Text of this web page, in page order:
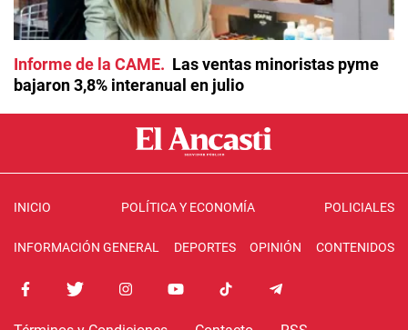
Informe de la CAME
Las ventas minoristas pyme
bajaron 3,8% interanual en julio
INICIO POLÍTICA Y ECONOMÍA POLICIALES
INFORMACIÓN GENERAL DEPORTES OPINIÓN CONTENIDOS